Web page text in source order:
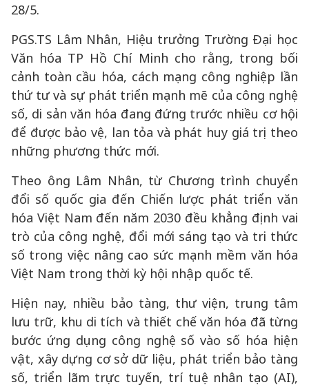
28/5.
PGS.TS Lâm Nhân, Hiệu trưởng Trường Đại học
Văn hóa TP Hồ Chí Minh cho rằng, trong bối
cảnh toàn cầu hóa, cách mạng công nghiệp lần
thứ tư và sự phát triển mạnh mẽ của công nghệ
số, di sản văn hóa đang đứng trước nhiều cơ hội
để được bảo vệ, lan tỏa và phát huy giá trị theo
những phương thức mới.
Theo ông Lâm Nhân, từ Chương trình chuyển
đổi số quốc gia đến Chiến lược phát triển văn
hóa Việt Nam đến năm 2030 đều khẳng định vai
trò của công nghệ, đổi mới sáng tạo và tri thức
số trong việc nâng cao sức mạnh mềm văn hóa
Việt Nam trong thời kỳ hội nhập quốc tế.
Hiện nay, nhiều bảo tàng, thư viện, trung tâm
lưu trữ, khu di tích và thiết chế văn hóa đã từng
bước ứng dụng công nghệ số vào số hóa hiện
vật, xây dựng cơ sở dữ liệu, phát triển bảo tàng
số, triển lãm trực tuyến, trí tuệ nhân tạo (AI),